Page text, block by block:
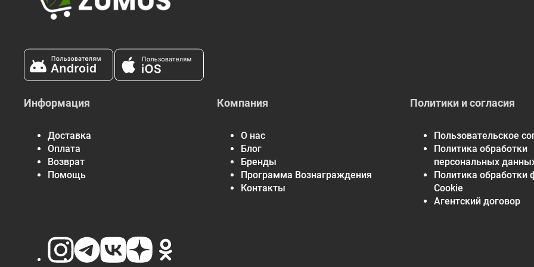
Информация
Доставка
Оплата
Возврат
Помощь
Компания
О нас
Блог
Бренды
Программа Вознаграждения
Контакты
Политики и согласия
Пользовательское
Политика обработки
персональных
Политика обработки
Cookie
Агентский договор